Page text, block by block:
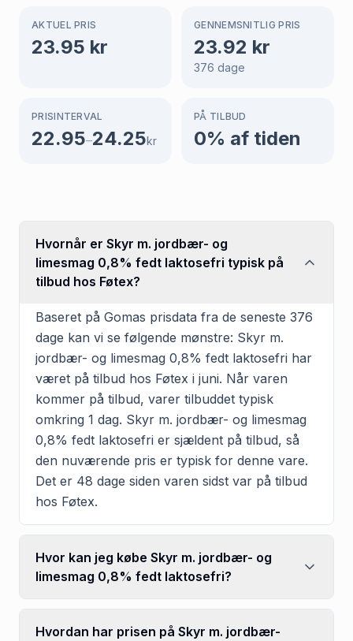
AKTUEL PRIS
23.95 kr
GENNEMSNITLIG PRIS
23.92 kr
376 dage
PRISINTERVAL
22.95–24.25kr
PÅ TILBUD
0% af tiden
Hvornår er Skyr m. jordbær- og
limesmag 0,8% fedt laktosefri typisk på
tilbud hos Føtex?
Baseret på Gomas prisdata fra de seneste 376
dage kan vi se følgende mønstre: Skyr m.
jordbær- og limesmag 0,8% fedt laktosefri har
været på tilbud hos Føtex i juni. Når varen
kommer på tilbud, varer tilbuddet typisk
omkring 1 dag. Skyr m. jordbær- og limesmag
0,8% fedt laktosefri er sjældent på tilbud, så
den nuværende pris er typisk for denne vare.
Det er 48 dage siden varen sidst var på tilbud
hos Føtex.
Hvor kan jeg købe Skyr m. jordbær- og
limesmag 0,8% fedt laktosefri?
Hvordan har prisen på Skyr m. jordbær-